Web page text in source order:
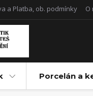
a Platba, ob. podmínky O
Porcelán a